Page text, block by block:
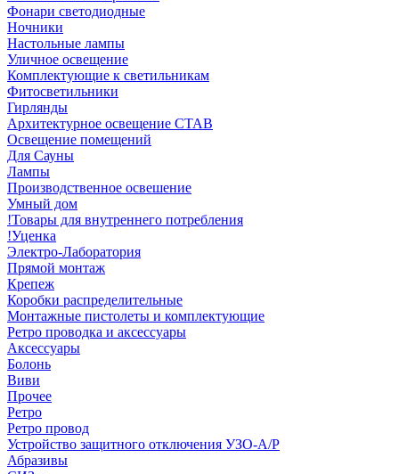
Фонари светодиодные
Ночники
Настольные лампы
Уличное освещение
Комплектующие к светильникам
Фитосветильники
Гирлянды
Архитектурное освещение СТАВ
Освещение помещений
Для Сауны
Лампы
Производственное освешение
Умный дом
!Товары для внутреннего потребления
!Уценка
Электро-Лаборатория
Прямой монтаж
Крепеж
Коробки распределительные
Монтажные пистолеты и комплектующие
Ретро проводка и аксессуары
Аксессуары
Болонь
Виви
Прочее
Ретро
Ретро провод
Устройство защитного отключения УЗО-А/Р
Абразивы